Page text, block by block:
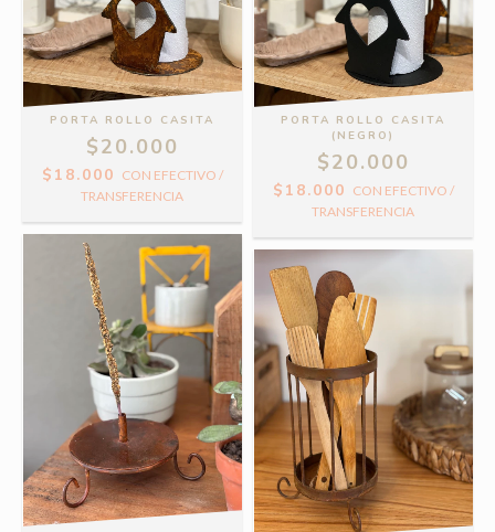
PORTA ROLLO CASITA
$20.000
$18.000 CON EFECTIVO /
TRANSFERENCIA
PORTA ROLLO CASITA
(NEGRO)
$20.000
$18.000 CON EFECTIVO /
TRANSFERENCIA